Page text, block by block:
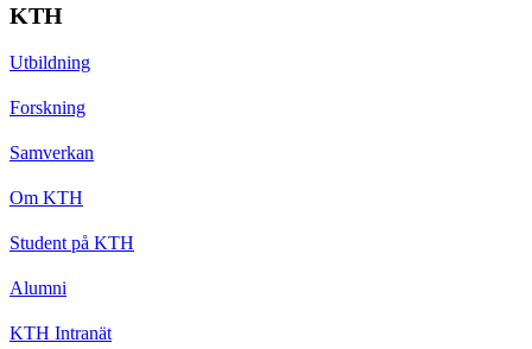
KTH
Utbildning
Forskning
Samverkan
Om KTH
Student på KTH
Alumni
KTH Intranät